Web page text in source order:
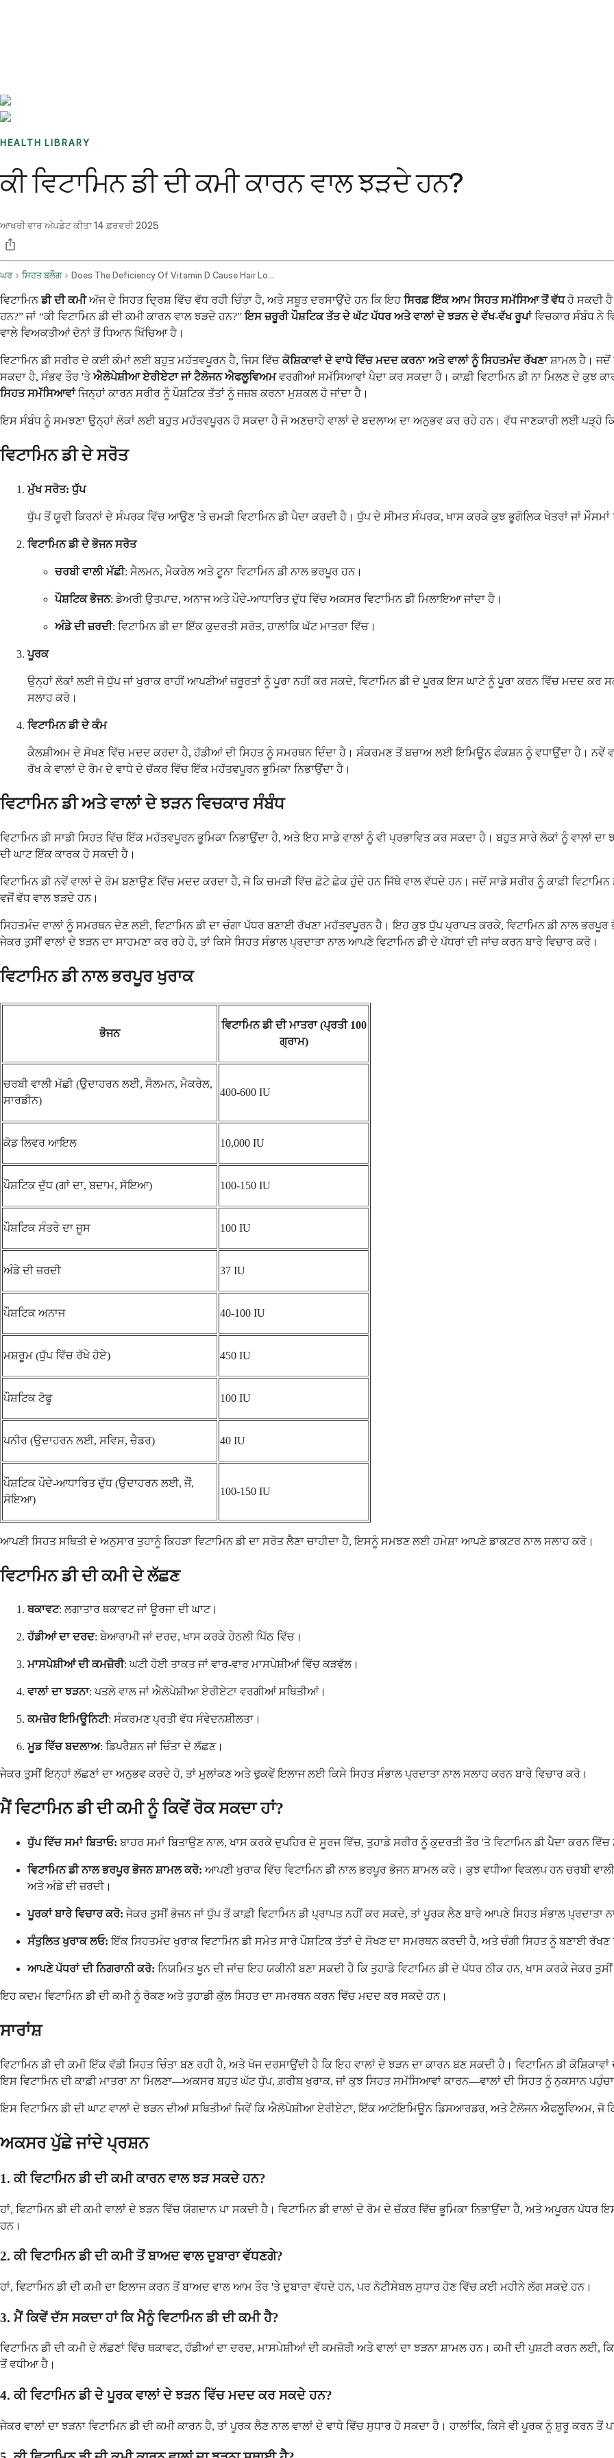
HEALTH LIBRARY
ਕੀ ਵਿਟਾਮਿਨ ਡੀ ਦੀ ਕਮੀ ਕਾਰਨ ਵਾਲ ਝੜਦੇ ਹਨ?
ਆਖਰੀ ਵਾਰ ਅੱਪਡੇਟ ਕੀਤਾ14 ਫ਼ਰਵਰੀ 2025
ਘਰ ਸਿਹਤ ਬਲੌਗ Does The Deficiency Of Vitamin D Cause Hair Loss
ਵਿਟਾਮਿਨਡੀ ਦੀ ਕਮੀਅੱਜ ਦੇ ਸਿਹਤ ਦ੍ਰਿਸ਼ ਵਿੱਚ ਵੱਧ ਰਹੀ ਚਿੰਤਾ ਹੈ, ਅਤੇ ਸਬੂਤ ਦਰਸਾਉਂਦੇ ਹਨ ਕਿ ਇਹ ਸਿਰਫ਼ ਇੱਕ ਆਮ ਸਿਹਤ ਸਮੱਸਿਆ ਤੋਂ ਵੱਧਹੋ ਸਕਦੀ
ਹਨ?” ਜਾਂ “ਕੀ ਵਿਟਾਮਿਨ ਡੀ ਦੀ ਕਮੀ ਕਾਰਨ ਵਾਲ ਝੜਦੇ ਹਨ?”ਇਸ ਜ਼ਰੂਰੀ ਪੌਸ਼ਟਿਕ ਤੱਤ ਦੇ ਘੱਟ ਪੱਧਰ ਅਤੇ ਵਾਲਾਂ ਦੇ ਝੜਨ ਦੇ ਵੱਖ-ਵੱਖ ਰੂਪਾਂਵਿਚਕਾਰ ਸੰਬੰਧ ਨੇ
ਵਾਲੇ ਵਿਅਕਤੀਆਂ ਦੋਨਾਂ ਤੋਂ ਧਿਆਨ ਖਿੱਚਿਆ ਹੈ।
ਵਿਟਾਮਿਨ ਡੀ ਸਰੀਰ ਦੇ ਕਈ ਕੰਮਾਂ ਲਈ ਬਹੁਤ ਮਹੱਤਵਪੂਰਨ ਹੈ, ਜਿਸ ਵਿੱਚਕੋਸ਼ਿਕਾਵਾਂ ਦੇ ਵਾਧੇ ਵਿੱਚ ਮਦਦ ਕਰਨਾ ਅਤੇ ਵਾਲਾਂ ਨੂੰ ਸਿਹਤਮੰਦ ਰੱਖਣਾਸ਼ਾਮਲ ਹੈ। ਜਦੋਂ
ਸਕਦਾ ਹੈ, ਸੰਭਵ ਤੌਰ 'ਤੇਐਲੋਪੇਸ਼ੀਆ ਏਰੀਏਟਾ ਜਾਂ ਟੈਲੋਜਨ ਐਫਲੂਵਿਅਮਵਰਗੀਆਂ ਸਮੱਸਿਆਵਾਂ ਪੈਦਾ ਕਰ ਸਕਦਾ ਹੈ। ਕਾਫ਼ੀ ਵਿਟਾਮਿਨ ਡੀ ਨਾ ਮਿਲਣ ਦੇ ਕੁਝ
ਸਿਹਤ ਸਮੱਸਿਆਵਾਂਜਿਨ੍ਹਾਂ ਕਾਰਨ ਸਰੀਰ ਨੂੰ ਪੌਸ਼ਟਿਕ ਤੱਤਾਂ ਨੂੰ ਜਜ਼ਬ ਕਰਨਾ ਮੁਸ਼ਕਲ ਹੋ ਜਾਂਦਾ ਹੈ।
ਇਸ ਸੰਬੰਧ ਨੂੰ ਸਮਝਣਾ ਉਨ੍ਹਾਂ ਲੋਕਾਂ ਲਈ ਬਹੁਤ ਮਹੱਤਵਪੂਰਨ ਹੋ ਸਕਦਾ ਹੈ ਜੋ ਅਣਚਾਹੇ ਵਾਲਾਂ ਦੇ ਬਦਲਾਅ ਦਾ ਅਨੁਭਵ ਕਰ ਰਹੇ ਹਨ। ਵੱਧ ਜਾਣਕਾਰੀ ਲਈ ਪੜ੍ਹੋ ਕਿ
ਵਿਟਾਮਿਨ ਡੀ ਦੇ ਸਰੋਤ
ਮੁੱਖ ਸਰੋਤ: ਧੁੱਪ
ਧੁੱਪ ਤੋਂ ਯੂਵੀ ਕਿਰਨਾਂ ਦੇ ਸੰਪਰਕ ਵਿੱਚ ਆਉਣ 'ਤੇ ਚਮੜੀ ਵਿਟਾਮਿਨ ਡੀ ਪੈਦਾ ਕਰਦੀ ਹੈ। ਧੁੱਪ ਦੇ ਸੀਮਤ ਸੰਪਰਕ, ਖਾਸ ਕਰਕੇ ਕੁਝ ਭੂਗੋਲਿਕ ਖੇਤਰਾਂ ਜਾਂ ਮੌਸਮਾਂ
ਵਿਟਾਮਿਨ ਡੀ ਦੇ ਭੋਜਨ ਸਰੋਤ
ਚਰਬੀ ਵਾਲੀ ਮੱਛੀ: ਸੈਲਮਨ, ਮੈਕਰੇਲ ਅਤੇ ਟੂਨਾ ਵਿਟਾਮਿਨ ਡੀ ਨਾਲ ਭਰਪੂਰ ਹਨ।
ਪੌਸ਼ਟਿਕ ਭੋਜਨ: ਡੇਅਰੀ ਉਤਪਾਦ, ਅਨਾਜ ਅਤੇ ਪੌਦੇ-ਆਧਾਰਿਤ ਦੁੱਧ ਵਿੱਚ ਅਕਸਰ ਵਿਟਾਮਿਨ ਡੀ ਮਿਲਾਇਆ ਜਾਂਦਾ ਹੈ।
ਅੰਡੇ ਦੀ ਜ਼ਰਦੀ: ਵਿਟਾਮਿਨ ਡੀ ਦਾ ਇੱਕ ਕੁਦਰਤੀ ਸਰੋਤ, ਹਾਲਾਂਕਿ ਘੱਟ ਮਾਤਰਾ ਵਿੱਚ।
ਪੂਰਕ
ਉਨ੍ਹਾਂ ਲੋਕਾਂ ਲਈ ਜੋ ਧੁੱਪ ਜਾਂ ਖੁਰਾਕ ਰਾਹੀਂ ਆਪਣੀਆਂ ਜ਼ਰੂਰਤਾਂ ਨੂੰ ਪੂਰਾ ਨਹੀਂ ਕਰ ਸਕਦੇ, ਵਿਟਾਮਿਨ ਡੀ ਦੇ ਪੂਰਕ ਇਸ ਘਾਟੇ ਨੂੰ ਪੂਰਾ ਕਰਨ ਵਿੱਚ ਮਦਦ ਕਰ
ਸਲਾਹ ਕਰੋ।
ਵਿਟਾਮਿਨ ਡੀ ਦੇ ਕੰਮ
ਕੈਲਸ਼ੀਅਮ ਦੇ ਸੋਖਣ ਵਿੱਚ ਮਦਦ ਕਰਦਾ ਹੈ, ਹੱਡੀਆਂ ਦੀ ਸਿਹਤ ਨੂੰ ਸਮਰਥਨ ਦਿੰਦਾ ਹੈ। ਸੰਕਰਮਣ ਤੋਂ ਬਚਾਅ ਲਈ ਇਮਿਊਨ ਫੰਕਸ਼ਨ ਨੂੰ ਵਧਾਉਂਦਾ ਹੈ। ਨਵੇਂ
ਰੱਖ ਕੇ ਵਾਲਾਂ ਦੇ ਰੋਮ ਦੇ ਵਾਧੇ ਦੇ ਚੱਕਰ ਵਿੱਚ ਇੱਕ ਮਹੱਤਵਪੂਰਨ ਭੂਮਿਕਾ ਨਿਭਾਉਂਦਾ ਹੈ।
ਵਿਟਾਮਿਨ ਡੀ ਅਤੇ ਵਾਲਾਂ ਦੇ ਝੜਨ ਵਿਚਕਾਰ ਸੰਬੰਧ
ਵਿਟਾਮਿਨ ਡੀ ਸਾਡੀ ਸਿਹਤ ਵਿੱਚ ਇੱਕ ਮਹੱਤਵਪੂਰਨ ਭੂਮਿਕਾ ਨਿਭਾਉਂਦਾ ਹੈ, ਅਤੇ ਇਹ ਸਾਡੇ ਵਾਲਾਂ ਨੂੰ ਵੀ ਪ੍ਰਭਾਵਿਤ ਕਰ ਸਕਦਾ ਹੈ। ਬਹੁਤ ਸਾਰੇ ਲੋਕਾਂ ਨੂੰ ਵਾਲਾਂ
ਦੀ ਘਾਟ ਇੱਕ ਕਾਰਕ ਹੋ ਸਕਦੀ ਹੈ।
ਵਿਟਾਮਿਨ ਡੀ ਨਵੇਂ ਵਾਲਾਂ ਦੇ ਰੋਮ ਬਣਾਉਣ ਵਿੱਚ ਮਦਦ ਕਰਦਾ ਹੈ, ਜੋ ਕਿ ਚਮੜੀ ਵਿੱਚ ਛੋਟੇ ਛੇਕ ਹੁੰਦੇ ਹਨ ਜਿੱਥੇ ਵਾਲ ਵੱਧਦੇ ਹਨ। ਜਦੋਂ ਸਾਡੇ ਸਰੀਰ ਨੂੰ ਕਾਫ਼ੀ
ਵਜੋਂ ਵੱਧ ਵਾਲ ਝੜਦੇ ਹਨ।
ਸਿਹਤਮੰਦ ਵਾਲਾਂ ਨੂੰ ਸਮਰਥਨ ਦੇਣ ਲਈ, ਵਿਟਾਮਿਨ ਡੀ ਦਾ ਚੰਗਾ ਪੱਧਰ ਬਣਾਈ ਰੱਖਣਾ ਮਹੱਤਵਪੂਰਨ ਹੈ। ਇਹ ਕੁਝ ਧੁੱਪ ਪ੍ਰਾਪਤ ਕਰਕੇ, ਵਿਟਾਮਿਨ ਡੀ ਨਾਲ ਭਰਪੂਰ
ਜੇਕਰ ਤੁਸੀਂ ਵਾਲਾਂ ਦੇ ਝੜਨ ਦਾ ਸਾਹਮਣਾ ਕਰ ਰਹੇ ਹੋ, ਤਾਂ ਕਿਸੇ ਸਿਹਤ ਸੰਭਾਲ ਪ੍ਰਦਾਤਾ ਨਾਲ ਆਪਣੇ ਵਿਟਾਮਿਨ ਡੀ ਦੇ ਪੱਧਰਾਂ ਦੀ ਜਾਂਚ ਕਰਨ ਬਾਰੇ ਵਿਚਾਰ ਕਰੋ।
ਵਿਟਾਮਿਨ ਡੀ ਨਾਲ ਭਰਪੂਰ ਖੁਰਾਕ
ਭੋਜਨ
ਵਿਟਾਮਿਨ ਡੀ ਦੀ ਮਾਤਰਾ (ਪ੍ਰਤੀ 100
ਗ੍ਰਾਮ)
ਚਰਬੀ ਵਾਲੀ ਮੱਛੀ (ਉਦਾਹਰਨ ਲਈ, ਸੈਲਮਨ, ਮੈਕਰੇਲ,
ਸਾਰਡੀਨ)
400-600 IU
ਕੋਡ ਲਿਵਰ ਆਇਲ 10,000 IU
ਪੌਸ਼ਟਿਕ ਦੁੱਧ (ਗਾਂ ਦਾ, ਬਦਾਮ, ਸੋਇਆ) 100-150 IU
ਪੌਸ਼ਟਿਕ ਸੰਤਰੇ ਦਾ ਜੂਸ 100 IU
ਅੰਡੇ ਦੀ ਜ਼ਰਦੀ 37 IU
ਪੌਸ਼ਟਿਕ ਅਨਾਜ 40-100 IU
ਮਸ਼ਰੂਮ (ਧੁੱਪ ਵਿੱਚ ਰੱਖੇ ਹੋਏ) 450 IU
ਪੌਸ਼ਟਿਕ ਟੋਫੂ 100 IU
ਪਨੀਰ (ਉਦਾਹਰਨ ਲਈ, ਸਵਿਸ, ਚੈਡਰ) 40 IU
ਪੌਸ਼ਟਿਕ ਪੌਦੇ-ਆਧਾਰਿਤ ਦੁੱਧ (ਉਦਾਹਰਨ ਲਈ, ਜੌਂ,
ਸੋਇਆ)
100-150 IU
ਆਪਣੀ ਸਿਹਤ ਸਥਿਤੀ ਦੇ ਅਨੁਸਾਰ ਤੁਹਾਨੂੰ ਕਿਹੜਾ ਵਿਟਾਮਿਨ ਡੀ ਦਾ ਸਰੋਤ ਲੈਣਾ ਚਾਹੀਦਾ ਹੈ, ਇਸਨੂੰ ਸਮਝਣ ਲਈ ਹਮੇਸ਼ਾ ਆਪਣੇ ਡਾਕਟਰ ਨਾਲ ਸਲਾਹ ਕਰੋ।
ਵਿਟਾਮਿਨ ਡੀ ਦੀ ਕਮੀ ਦੇ ਲੱਛਣ
ਥਕਾਵਟ: ਲਗਾਤਾਰ ਥਕਾਵਟ ਜਾਂ ਊਰਜਾ ਦੀ ਘਾਟ।
ਹੱਡੀਆਂ ਦਾ ਦਰਦ: ਬੇਆਰਾਮੀ ਜਾਂ ਦਰਦ, ਖਾਸ ਕਰਕੇ ਹੇਠਲੀ ਪਿੱਠ ਵਿੱਚ।
ਮਾਸਪੇਸ਼ੀਆਂ ਦੀ ਕਮਜ਼ੋਰੀ: ਘਟੀ ਹੋਈ ਤਾਕਤ ਜਾਂ ਵਾਰ-ਵਾਰ ਮਾਸਪੇਸ਼ੀਆਂ ਵਿੱਚ ਕੜਵੱਲ।
ਵਾਲਾਂ ਦਾ ਝੜਨਾ: ਪਤਲੇ ਵਾਲ ਜਾਂ ਐਲੋਪੇਸ਼ੀਆ ਏਰੀਏਟਾ ਵਰਗੀਆਂ ਸਥਿਤੀਆਂ।
ਕਮਜ਼ੋਰ ਇਮਿਊਨਿਟੀ: ਸੰਕਰਮਣ ਪ੍ਰਤੀ ਵੱਧ ਸੰਵੇਦਨਸ਼ੀਲਤਾ।
ਮੂਡ ਵਿੱਚ ਬਦਲਾਅ: ਡਿਪਰੈਸ਼ਨ ਜਾਂ ਚਿੰਤਾ ਦੇ ਲੱਛਣ।
ਜੇਕਰ ਤੁਸੀਂ ਇਨ੍ਹਾਂ ਲੱਛਣਾਂ ਦਾ ਅਨੁਭਵ ਕਰਦੇ ਹੋ, ਤਾਂ ਮੁਲਾਂਕਣ ਅਤੇ ਢੁਕਵੇਂ ਇਲਾਜ ਲਈ ਕਿਸੇ ਸਿਹਤ ਸੰਭਾਲ ਪ੍ਰਦਾਤਾ ਨਾਲ ਸਲਾਹ ਕਰਨ ਬਾਰੇ ਵਿਚਾਰ ਕਰੋ।
ਮੈਂ ਵਿਟਾਮਿਨ ਡੀ ਦੀ ਕਮੀ ਨੂੰ ਕਿਵੇਂ ਰੋਕ ਸਕਦਾ ਹਾਂ?
ਧੁੱਪ ਵਿੱਚ ਸਮਾਂ ਬਿਤਾਓ:ਬਾਹਰ ਸਮਾਂ ਬਿਤਾਉਣ ਨਾਲ, ਖਾਸ ਕਰਕੇ ਦੁਪਹਿਰ ਦੇ ਸੂਰਜ ਵਿੱਚ, ਤੁਹਾਡੇ ਸਰੀਰ ਨੂੰ ਕੁਦਰਤੀ ਤੌਰ 'ਤੇ ਵਿਟਾਮਿਨ ਡੀ ਪੈਦਾ ਕਰਨ
ਵਿਟਾਮਿਨ ਡੀ ਨਾਲ ਭਰਪੂਰ ਭੋਜਨ ਸ਼ਾਮਲ ਕਰੋ: ਆਪਣੀ ਖੁਰਾਕ ਵਿੱਚ ਵਿਟਾਮਿਨ ਡੀ ਨਾਲ ਭਰਪੂਰ ਭੋਜਨ ਸ਼ਾਮਲ ਕਰੋ। ਕੁਝ ਵਧੀਆ ਵਿਕਲਪ ਹਨ ਚਰਬੀ
ਅਤੇ ਅੰਡੇ ਦੀ ਜ਼ਰਦੀ।
ਪੂਰਕਾਂ ਬਾਰੇ ਵਿਚਾਰ ਕਰੋ:ਜੇਕਰ ਤੁਸੀਂ ਭੋਜਨ ਜਾਂ ਧੁੱਪ ਤੋਂ ਕਾਫ਼ੀ ਵਿਟਾਮਿਨ ਡੀ ਪ੍ਰਾਪਤ ਨਹੀਂ ਕਰ ਸਕਦੇ, ਤਾਂ ਪੂਰਕ ਲੈਣ ਬਾਰੇ ਆਪਣੇ ਸਿਹਤ ਸੰਭਾਲ ਪ੍ਰਦਾਤਾ
ਸੰਤੁਲਿਤ ਖੁਰਾਕ ਲਓ:ਇੱਕ ਸਿਹਤਮੰਦ ਖੁਰਾਕ ਵਿਟਾਮਿਨ ਡੀ ਸਮੇਤ ਸਾਰੇ ਪੌਸ਼ਟਿਕ ਤੱਤਾਂ ਦੇ ਸੋਖਣ ਦਾ ਸਮਰਥਨ ਕਰਦੀ ਹੈ, ਅਤੇ ਚੰਗੀ ਸਿਹਤ ਨੂੰ ਬਣਾਈ ਰੱਖਣ
ਆਪਣੇ ਪੱਧਰਾਂ ਦੀ ਨਿਗਰਾਨੀ ਕਰੋ: ਨਿਯਮਿਤ ਖੂਨ ਦੀ ਜਾਂਚ ਇਹ ਯਕੀਨੀ ਬਣਾ ਸਕਦੀ ਹੈ ਕਿ ਤੁਹਾਡੇ ਵਿਟਾਮਿਨ ਡੀ ਦੇ ਪੱਧਰ ਠੀਕ ਹਨ, ਖਾਸ ਕਰਕੇ ਜੇਕਰ
ਇਹ ਕਦਮ ਵਿਟਾਮਿਨ ਡੀ ਦੀ ਕਮੀ ਨੂੰ ਰੋਕਣ ਅਤੇ ਤੁਹਾਡੀ ਕੁੱਲ ਸਿਹਤ ਦਾ ਸਮਰਥਨ ਕਰਨ ਵਿੱਚ ਮਦਦ ਕਰ ਸਕਦੇ ਹਨ।
ਸਾਰਾਂਸ਼
ਵਿਟਾਮਿਨ ਡੀ ਦੀ ਕਮੀ ਇੱਕ ਵੱਡੀ ਸਿਹਤ ਚਿੰਤਾ ਬਣ ਰਹੀ ਹੈ, ਅਤੇ ਖੋਜ ਦਰਸਾਉਂਦੀ ਹੈ ਕਿ ਇਹ ਵਾਲਾਂ ਦੇ ਝੜਨ ਦਾ ਕਾਰਨ ਬਣ ਸਕਦੀ ਹੈ। ਵਿਟਾਮਿਨ ਡੀ
ਇਸ ਵਿਟਾਮਿਨ ਦੀ ਕਾਫ਼ੀ ਮਾਤਰਾ ਨਾ ਮਿਲਣਾ—ਅਕਸਰ ਬਹੁਤ ਘੱਟ ਧੁੱਪ, ਗ਼ਰੀਬ ਖੁਰਾਕ, ਜਾਂ ਕੁਝ ਸਿਹਤ ਸਮੱਸਿਆਵਾਂ ਕਾਰਨ—ਵਾਲਾਂ ਦੀ ਸਿਹਤ ਨੂੰ ਨੁਕਸਾਨ
ਇਸ ਵਿਟਾਮਿਨ ਡੀ ਦੀ ਘਾਟ ਵਾਲਾਂ ਦੇ ਝੜਨ ਦੀਆਂ ਸਥਿਤੀਆਂ ਜਿਵੇਂ ਕਿ ਐਲੋਪੇਸ਼ੀਆ ਏਰੀਏਟਾ, ਇੱਕ ਆਟੋਇਮਿਊਨ ਡਿਸਆਰਡਰ, ਅਤੇ ਟੈਲੋਜਨ ਐਫਲੂਵਿਅਮ, ਜੋ ਕਿ
ਅਕਸਰ ਪੁੱਛੇ ਜਾਂਦੇ ਪ੍ਰਸ਼ਨ
1. ਕੀ ਵਿਟਾਮਿਨ ਡੀ ਦੀ ਕਮੀ ਕਾਰਨ ਵਾਲ ਝੜ ਸਕਦੇ ਹਨ?
ਹਾਂ, ਵਿਟਾਮਿਨ ਡੀ ਦੀ ਕਮੀ ਵਾਲਾਂ ਦੇ ਝੜਨ ਵਿੱਚ ਯੋਗਦਾਨ ਪਾ ਸਕਦੀ ਹੈ। ਵਿਟਾਮਿਨ ਡੀ ਵਾਲਾਂ ਦੇ ਰੋਮ ਦੇ ਚੱਕਰ ਵਿੱਚ ਭੂਮਿਕਾ ਨਿਭਾਉਂਦਾ ਹੈ, ਅਤੇ ਅਪੂਰਨ
ਹਨ।
2. ਕੀ ਵਿਟਾਮਿਨ ਡੀ ਦੀ ਕਮੀ ਤੋਂ ਬਾਅਦ ਵਾਲ ਦੁਬਾਰਾ ਵੱਧਣਗੇ?
ਹਾਂ, ਵਿਟਾਮਿਨ ਡੀ ਦੀ ਕਮੀ ਦਾ ਇਲਾਜ ਕਰਨ ਤੋਂ ਬਾਅਦ ਵਾਲ ਆਮ ਤੌਰ 'ਤੇ ਦੁਬਾਰਾ ਵੱਧਦੇ ਹਨ, ਪਰ ਨੋਟੀਸੇਬਲ ਸੁਧਾਰ ਹੋਣ ਵਿੱਚ ਕਈ ਮਹੀਨੇ ਲੱਗ ਸਕਦੇ ਹਨ।
3. ਮੈਂ ਕਿਵੇਂ ਦੱਸ ਸਕਦਾ ਹਾਂ ਕਿ ਮੈਨੂੰ ਵਿਟਾਮਿਨ ਡੀ ਦੀ ਕਮੀ ਹੈ?
ਵਿਟਾਮਿਨ ਡੀ ਦੀ ਕਮੀ ਦੇ ਲੱਛਣਾਂ ਵਿੱਚ ਥਕਾਵਟ, ਹੱਡੀਆਂ ਦਾ ਦਰਦ, ਮਾਸਪੇਸ਼ੀਆਂ ਦੀ ਕਮਜ਼ੋਰੀ ਅਤੇ ਵਾਲਾਂ ਦਾ ਝੜਨਾ ਸ਼ਾਮਲ ਹਨ। ਕਮੀ ਦੀ ਪੁਸ਼ਟੀ ਕਰਨ ਲਈ,
ਤੋਂ ਵਧੀਆ ਹੈ।
4. ਕੀ ਵਿਟਾਮਿਨ ਡੀ ਦੇ ਪੂਰਕ ਵਾਲਾਂ ਦੇ ਝੜਨ ਵਿੱਚ ਮਦਦ ਕਰ ਸਕਦੇ ਹਨ?
ਜੇਕਰ ਵਾਲਾਂ ਦਾ ਝੜਨਾ ਵਿਟਾਮਿਨ ਡੀ ਦੀ ਕਮੀ ਕਾਰਨ ਹੈ, ਤਾਂ ਪੂਰਕ ਲੈਣ ਨਾਲ ਵਾਲਾਂ ਦੇ ਵਾਧੇ ਵਿੱਚ ਸੁਧਾਰ ਹੋ ਸਕਦਾ ਹੈ। ਹਾਲਾਂਕਿ, ਕਿਸੇ ਵੀ ਪੂਰਕ ਨੂੰ ਸ਼ੁਰੂ ਕਰਨ ਤੋਂ